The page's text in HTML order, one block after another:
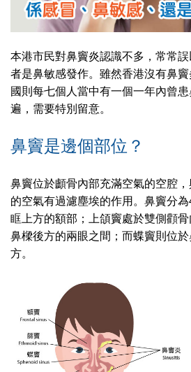
本港市民對鼻竇炎認識不多，常常
者是鼻敏感發作。雖然香港沒有鼻
國則每七個人當中有一個一年內曾
遍，需要特別留意。
鼻竇是邊個部位？
鼻竇位於顱骨內部充滿空氣的空腔
的空氣有過濾塵埃的作用。鼻竇分
眶上方的額部；上頜竇處於雙側顴
鼻樑後方的兩眼之間；而蝶竇則位
方。